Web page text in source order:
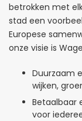
betrokken met
stad een
Europese
onze visie is
Duurzaam
wijken,
Betaalbaar
voor